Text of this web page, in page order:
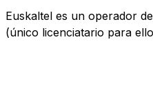
Euskaltel es un operador
(único licenciatario para